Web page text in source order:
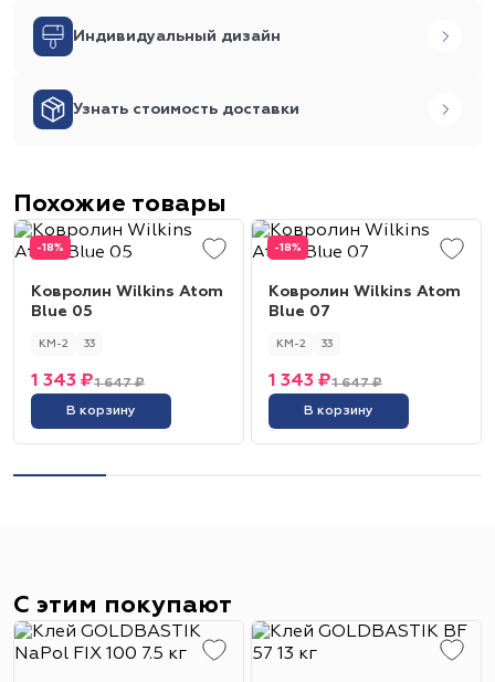
Индивидуальный дизайн
Узнать стоимость доставки
Похожие товары
-18%
Ковролин Wilkins Atom
Blue 05
КМ-2 33
1 647 ₽
1 343 ₽
В корзину
-18%
Ковролин Wilkins Atom
Blue 07
КМ-2 33
1 647 ₽
1 343 ₽
В корзину
С этим покупают